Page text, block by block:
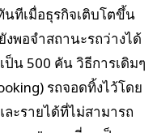
ทีเมื่อธุรกิจเติบโตขึ้น
พอจำสถานะรถว่างได้
น 500 คัน วิธีการเดิมๆ
รถจอดทิ้งไว้โดย
ะรายได้ที่ไม่สามารถ